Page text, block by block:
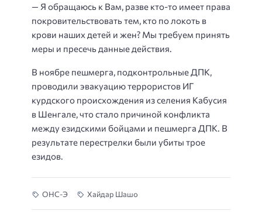
— Я обращаюсь к Вам, разве кто-то имеет права
покровительствовать тем, кто по локоть в
крови наших детей и жен? Мы требуем принять
меры и пресечь данные действия.
В ноябре пешмерга, подконтрольные ДПК,
проводили эвакуацию террористов ИГ
курдского происхождения из селения Кабусия
в Шенгале, что стало причиной конфликта
между езидскими бойцами и пешмерга ДПК. В
результате перестрелки были убиты трое
езидов.
ОНС-Э Хайдар Шашо